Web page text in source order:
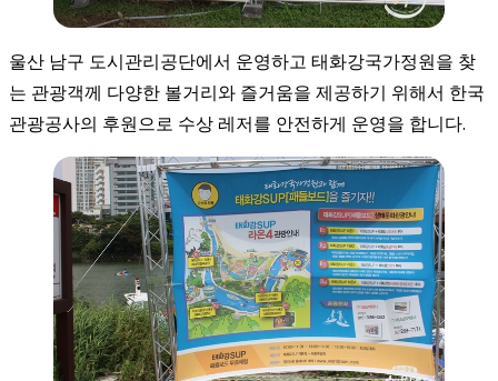
울산 남구 도시관리공단에서 운영하고 태화강국가정원을 찾
는 관광객께 다양한 볼거리와 즐거움을 제공하기 위해서 한국
관광공사의 후원으로 수상 레저를 안전하게 운영을 합니다.​